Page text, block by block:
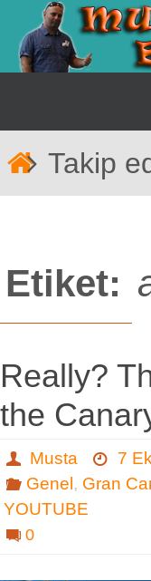
İçeriğe
geç
Takip
Etiket:
Really?
the
Musta
7
Genel , Gran
YOUTUBE
0